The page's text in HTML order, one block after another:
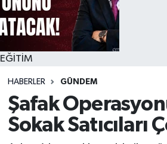
EĞİTİM
HABERLER GÜNDEM
Şafak
Sokak Satıcıları